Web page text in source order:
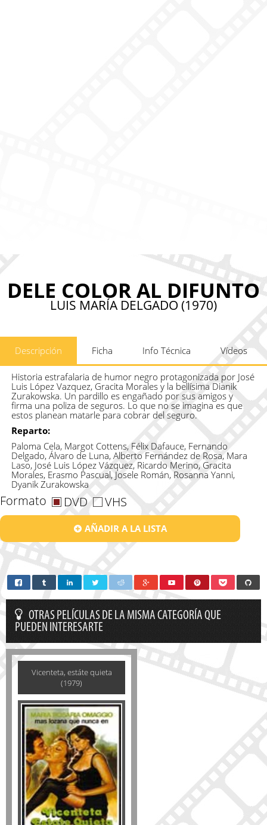
DELE COLOR AL DIFUNTO
LUIS MARÍA DELGADO (1970)
Descripción Ficha Info Técnica Vídeos
Historia estrafalaria de humor negro protagonizada por José
Luis López Vazquez, Gracita Morales y la bellísima Dianik
Zurakowska. Un pardillo es engañado por sus amigos y
firma una poliza de seguros. Lo que no se imagina es que
estos planean matarle para cobrar del seguro.
Reparto:
Paloma Cela, Margot Cottens, Félix Dafauce, Fernando
Delgado, Álvaro de Luna, Alberto Fernández de Rosa, Mara
Laso, José Luis López Vázquez, Ricardo Merino, Gracita
Morales, Erasmo Pascual, Josele Román, Rosanna Yanni,
Dyanik Zurakowska
Formato DVD VHS
AÑADIR A LA LISTA
OTRAS PELÍCULAS DE LA MISMA CATEGORÍA QUE
PUEDEN INTERESARTE
Vicenteta, estáte quieta
(1979)